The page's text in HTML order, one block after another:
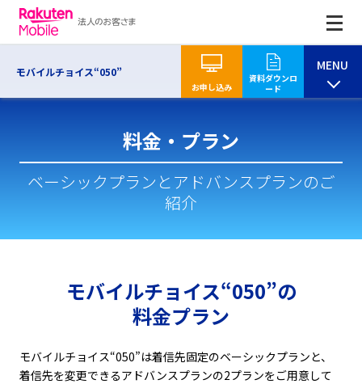
モバイルチョイス“050”
お申し込み
資料ダウンロ
ード
MENU
料金・プラン
ベーシックプランとアドバンスプランのご
紹介
モバイルチョイス“050”の
料金プラン
モバイルチョイス“050”は着信先固定のベーシックプランと、
着信先を変更できるアドバンスプランの2プランをご用意して